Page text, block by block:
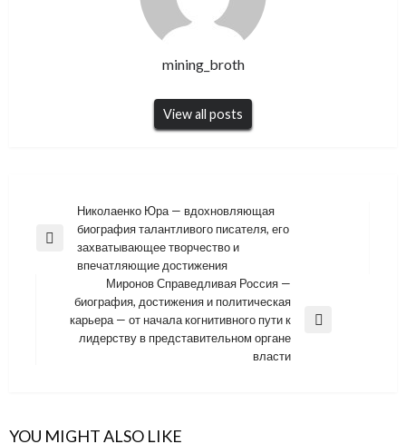
mining_broth
View all posts
Навигация
по
записям
Previous
Николаенко Юра — вдохновляющая
биография талантливого писателя, его
захватывающее творчество и
впечатляющие достижения
Next
Миронов Справедливая Россия —
биография, достижения и политическая
карьера — от начала когнитивного пути к
лидерству в представительном органе
власти
YOU MIGHT ALSO LIKE